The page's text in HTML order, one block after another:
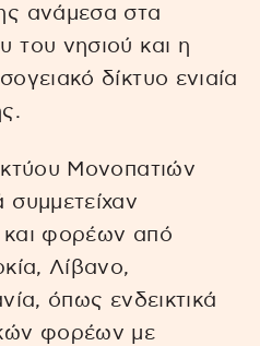
ανάμεσα στα
του νησιού και η
δίκτυο ενιαία
Μονοπατιών
και φορέων από
Λίβανο,
όπως ενδεικτικά
φορέων με